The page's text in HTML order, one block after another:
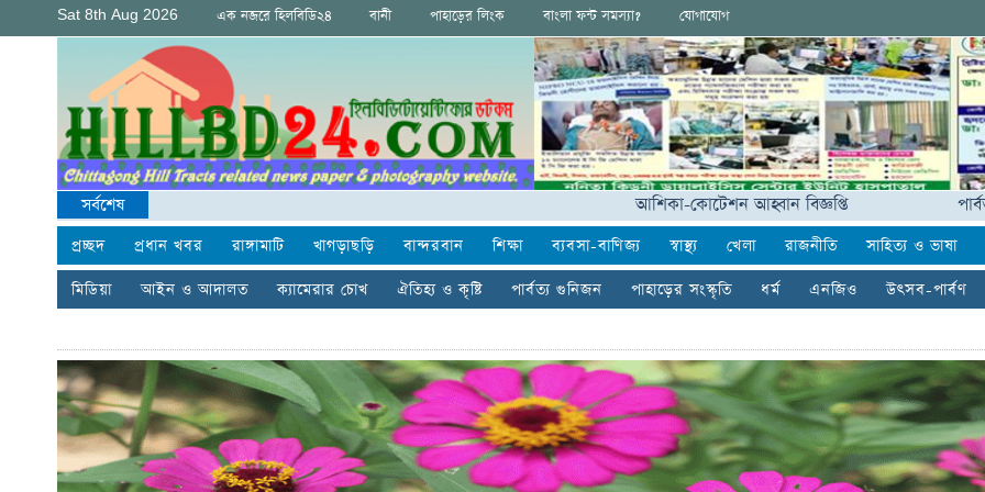
Sat 8th Aug 2026 এক নজরে হিলবিডি২৪ বানী পাহাড়ের লিংক বাংলা ফন্ট সমস্যা? যোগাযোগ
সর্বশেষ আশিকা-কোটেশন আহ্বান বিজ্ঞপ্তি
প্রচ্ছদ প্রধান খবর রাঙ্গামাটি খাগড়াছড়ি বান্দরবান শিক্ষা ব্যবসা-বাণিজ্য স্বাস্থ্য খেলা রাজনীতি সাহিত্য ও ভাষা
মিডিয়া
আইন ও আদালত ক্যামেরার চোখ ঐতিহ্য ও কৃষ্টি পার্বত্য গুনিজন পাহাড়ের সংস্কৃতি ধর্ম এনজিও উৎসব-পার্বণ